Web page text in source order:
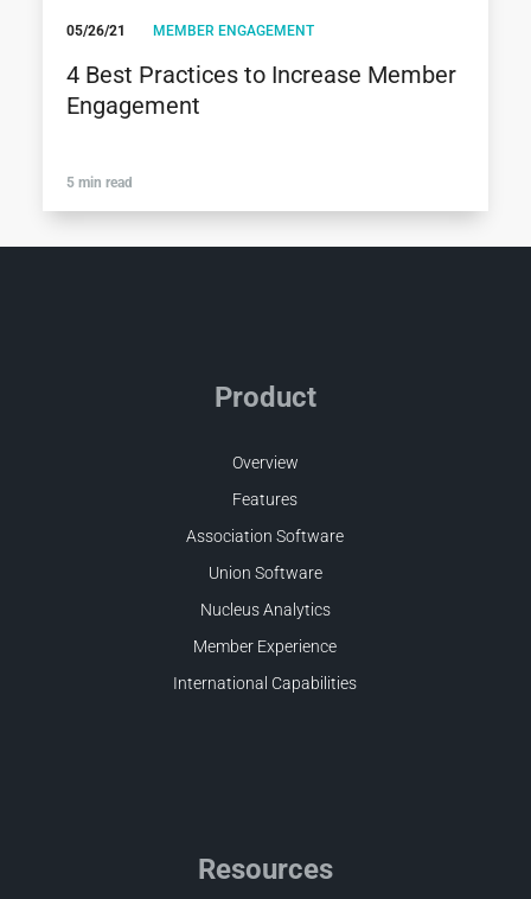
05/26/21 MEMBER ENGAGEMENT
4 Best Practices to Increase Member
Engagement
5 min read
Product
Overview
Features
Association Software
Union Software
Nucleus Analytics
Member Experience
International Capabilities
Resources